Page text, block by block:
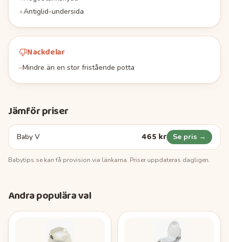
+Antiglid-undersida
Nackdelar
–Mindre än en stor fristående potta
Jämför priser
Baby V 465 kr Se pris →
Babytips.se kan få provision via länkarna. Priser uppdateras dagligen.
Andra populära val